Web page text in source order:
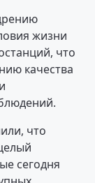
жизни
что
качества
что
сегодня